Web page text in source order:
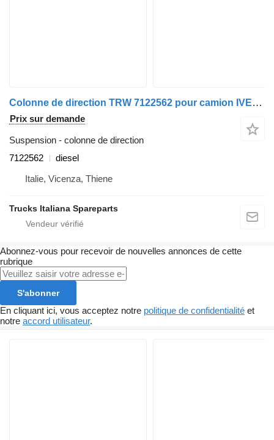
Colonne de direction TRW 7122562 pour camion IVECO 145-17
Prix sur demande
Suspension - colonne de direction
7122562
diesel
Italie, Vicenza, Thiene
Trucks Italiana Spareparts
Abonnez-vous pour recevoir de nouvelles annonces de cette
rubrique
S'abonner
En cliquant ici, vous acceptez notre politique de confidentialité et
notre accord utilisateur.